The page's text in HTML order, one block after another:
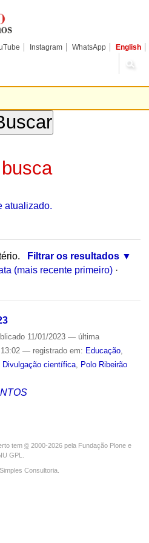
Instagram WhatsApp English
atualizado.
Filtrar os resultados
(mais recente primeiro) ·
11/01/2023 — última
— registrado em: Educação,
Divulgação científica,
Polo Ribeirão
tem © 2000-2026 pela Fundação Plone e
GPL
Simples Consultoria